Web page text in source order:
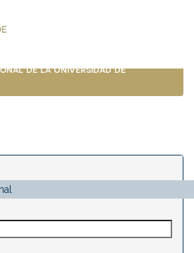
de la Universidad de